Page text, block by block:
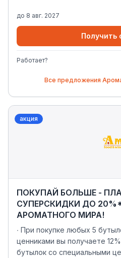
до 8 авг. 2027
Получить
Работает?
Все предложения
акция
ПОКУПАЙ БОЛЬШЕ -
СУПЕРСКИДКИ ДО
АРОМАТНОГО МИРА!
∙ При покупке любых 5
ценниками вы получаете
бутылок со специальными